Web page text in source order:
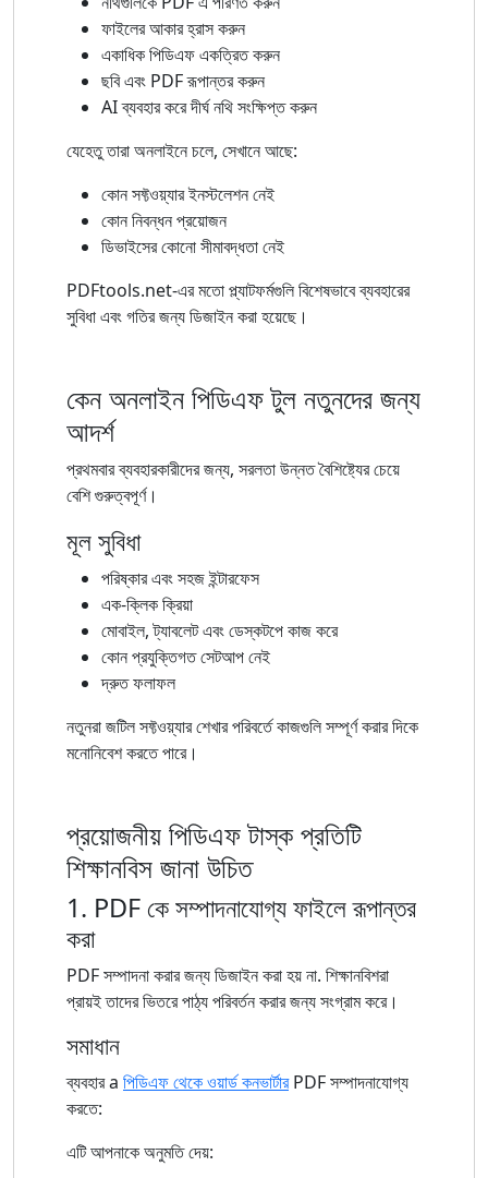
ফাইলের আকার হ্রাস করুন
একাধিক পিডিএফ একত্রিত করুন
ছবি এবং PDF রূপান্তর করুন
AI ব্যবহার করে দীর্ঘ নথি সংক্ষিপ্ত করুন
যেহেতু তারা অনলাইনে চলে, সেখানে আছে:
কোন সফ্টওয়্যার ইনস্টলেশন নেই
কোন নিবন্ধন প্রয়োজন
ডিভাইসের কোনো সীমাবদ্ধতা নেই
PDFtools.net-এর মতো প্ল্যাটফর্মগুলি বিশেষভাবে ব্যবহারের
সুবিধা এবং গতির জন্য ডিজাইন করা হয়েছে।
কেন অনলাইন পিডিএফ টুল নতুনদের জন্য
আদর্শ
প্রথমবার ব্যবহারকারীদের জন্য, সরলতা উন্নত বৈশিষ্ট্যের চেয়ে
বেশি গুরুত্বপূর্ণ।
মূল সুবিধা
পরিষ্কার এবং সহজ ইন্টারফেস
এক-ক্লিক ক্রিয়া
মোবাইল, ট্যাবলেট এবং ডেস্কটপে কাজ করে
কোন প্রযুক্তিগত সেটআপ নেই
দ্রুত ফলাফল
নতুনরা জটিল সফ্টওয়্যার শেখার পরিবর্তে কাজগুলি সম্পূর্ণ করার দিকে
মনোনিবেশ করতে পারে।
প্রয়োজনীয় পিডিএফ টাস্ক প্রতিটি
শিক্ষানবিস জানা উচিত
1. PDF কে সম্পাদনাযোগ্য ফাইলে রূপান্তর
করা
PDF সম্পাদনা করার জন্য ডিজাইন করা হয় না. শিক্ষানবিশরা
প্রায়ই তাদের ভিতরে পাঠ্য পরিবর্তন করার জন্য সংগ্রাম করে।
সমাধান
ব্যবহার a পিডিএফ থেকে ওয়ার্ড কনভার্টারPDF সম্পাদনাযোগ্য
করতে:
এটি আপনাকে অনুমতি দেয়: